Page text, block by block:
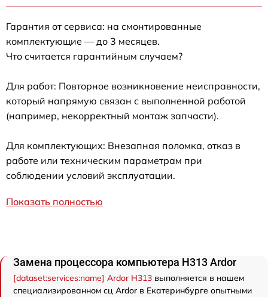
Гарантия от сервиса: на смонтированные
комплектующие — до 3 месяцев.
Что считается гарантийным случаем?
Для работ: Повторное возникновение неисправности,
который напрямую связан с выполненной работой
(например, некорректный монтаж запчасти).
Для комплектующих: Внезапная поломка, отказ в
работе или техническим параметрам при
соблюдении условий эксплуатации.
Показать полностью
Замена процессора компьютера H313 Ardor
[dataset:services:name] Ardor H313 выполняется в нашем
специализированном сц Ardor в Екатеринбурге опытными